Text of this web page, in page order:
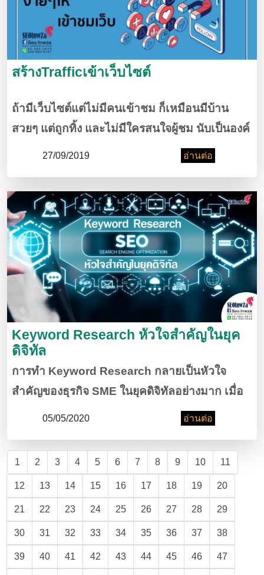
สร้างTrafficเข้าเว็บไซต์
ถ้ามีเว็บไซต์แต่ไม่มีคนเข้าชม ก็เหมือนมีบ้าน
สวยๆ แต่ถูกทิ้ง และไม่มีใครสนใจผู้ชม นับเป็นองค์
ประกอบสำคัญที่เจ้าของเว็บควรให้ความสนใจเป็น
ว่า Traffic
27/09/2019 อ่านต่อ
Keyword Research หัวใจสำคัญในยุค
ดิจิทัล
การทำ Keyword Research กลายเป็นหัวใจ
สำคัญของธุรกิจ SME ในยุคดิจิทัลอย่างมาก เมื่อ
Keyword เข้ามาเป็นส่วนหนึ่งในชีวิตผู้บริโภคเพื่อ
การจับจ่ายใช้สอย ทั้
05/05/2020 อ่านต่อ
1 2 3 4 5 6 7 8 9 10 11
12 13 14 15 16 17 18 19 20
21 22 23 24 25 26 27 28 29
30 31 32 33 34 35 36 37 38
39 40 41 42 43 44 45 46 47